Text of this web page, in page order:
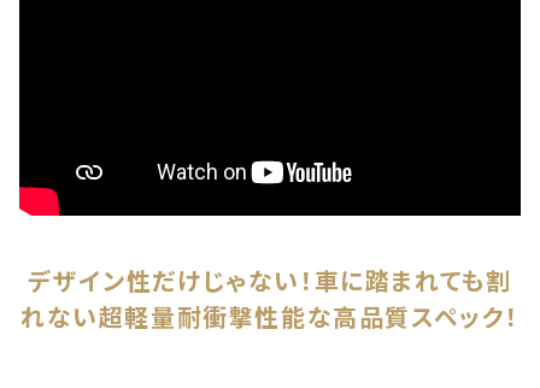
デザイン性だけじゃない！車に踏まれても割
れない超軽量耐衝撃性能な高品質スペック！